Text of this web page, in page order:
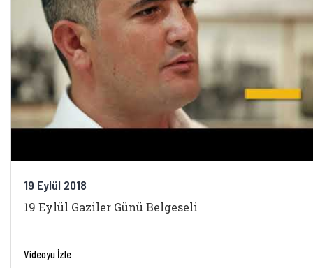
19 Eylül 2018
19 Eylül Gaziler Günü Belgeseli
Videoyu İzle